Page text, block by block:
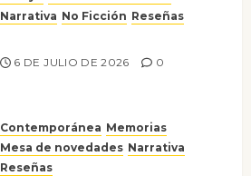
Narrativa No Ficción Reseñas
6 DE JULIO DE 2026 0
Contemporánea Memorias
Mesa de novedades Narrativa
Reseñas